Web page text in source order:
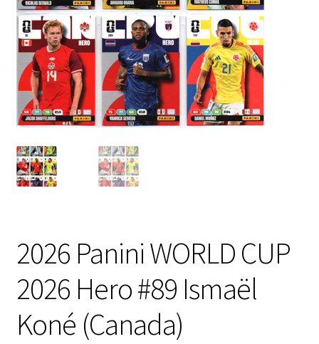
2026 Panini WORLD CUP
2026 Hero #89 Ismaël
Koné (Canada)